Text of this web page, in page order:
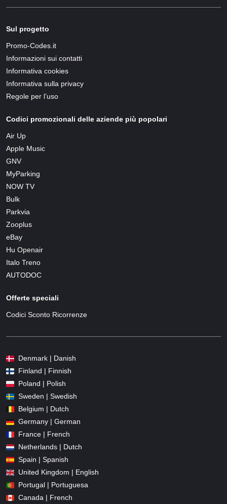
Sul progetto
Promo-Codes.it
Informazioni sui contatti
Informativa cookies
Informativa sulla privacy
Regole per l’uso
Codici promozionali delle aziende più popolari
Air Up
Apple Music
GNV
MyParking
NOW TV
Bulk
Parkvia
Zooplus
eBay
Hu Openair
Italo Treno
AUTODOC
Offerte speciali
Codici Sconto Ricorrenze
Denmark | Danish
Finland | Finnish
Poland | Polish
Sweden | Swedish
Belgium | Dutch
Germany | German
France | French
Netherlands | Dutch
Spain | Spanish
United Kingdom | English
Portugal | Portuguesa
Canada | French